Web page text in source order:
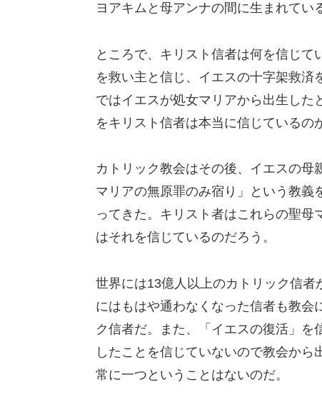
ヨアキムと母アンナの間に生まれてい
ところで、キリスト信者は何を信じ
を救い主と信じ、イエスの十字架救
ではイエスが処女マリアから出生し
をキリスト信者は本当に信じているの
カトリック教会はその後、イエスの
マリアの無原罪のみ宿り」という教義
ってきた。キリスト者はこれらの聖
はそれを信じているのだろう。
世界には13億人以上のカトリック信
にはもはや通わなくなった信者も教会
ク信者だ。また、「イエスの復活」
したことを信じていないので教会か
常に一つということはないのだ。